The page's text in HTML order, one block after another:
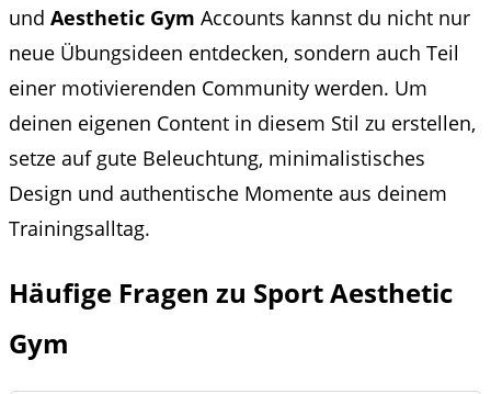
und Aesthetic Gym Accounts kannst du nicht nur
neue Übungsideen entdecken, sondern auch Teil
einer motivierenden Community werden. Um
deinen eigenen Content in diesem Stil zu erstellen,
setze auf gute Beleuchtung, minimalistisches
Design und authentische Momente aus deinem
Trainingsalltag.
Häufige Fragen zu Sport Aesthetic
Gym